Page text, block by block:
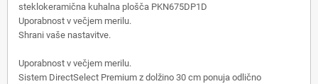
steklokeramična kuhalna plošča PKN675DP1D
Uporabnost v večjem merilu.
Shrani vaše nastavitve.
Uporabnost v večjem merilu.
Sistem DirectSelect Premium z dolžino 30 cm ponuja odlično